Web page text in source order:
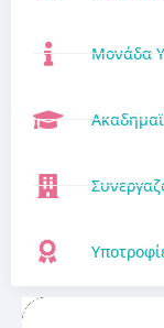
Μονάδα